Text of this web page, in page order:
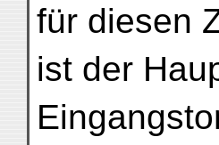
für diesen
ist der